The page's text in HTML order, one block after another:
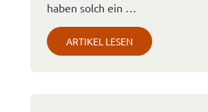
haben solch ein …
ARTIKEL LESEN